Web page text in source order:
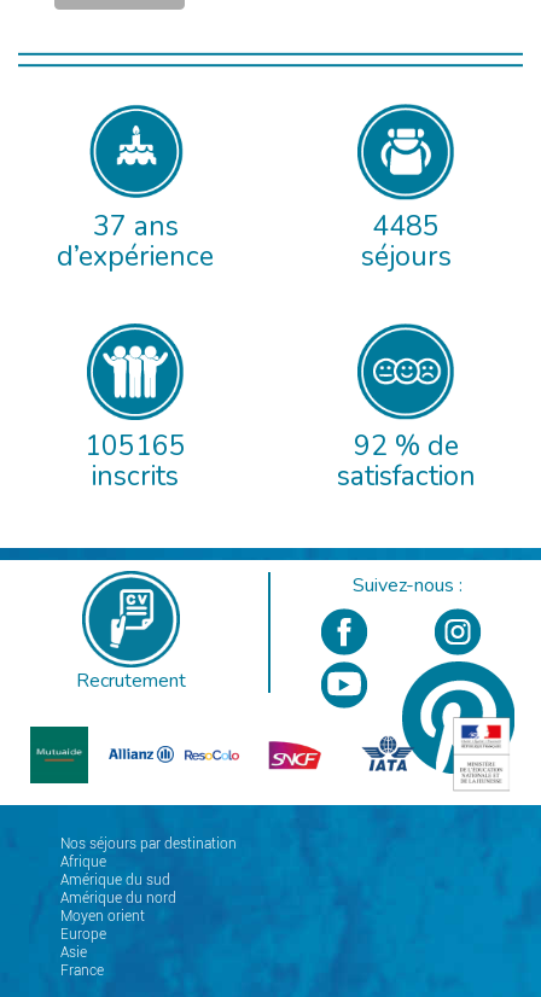
37 ans
d’expérience
4485
séjours
105165
inscrits
92 % de
satisfaction
Recrutement
Suivez-nous :
Nos séjours par destination
Afrique
Amérique du sud
Amérique du nord
Moyen orient
Europe
Asie
France